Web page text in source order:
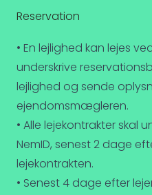
Reservation
• En lejlighed kan lejes
underskrive
lejlighed og sende
ejendomsmægleren.
• Alle lejekontrakter skal
NemID, senest 2 dage
lejekontrakten.
• Senest 4 dage efter